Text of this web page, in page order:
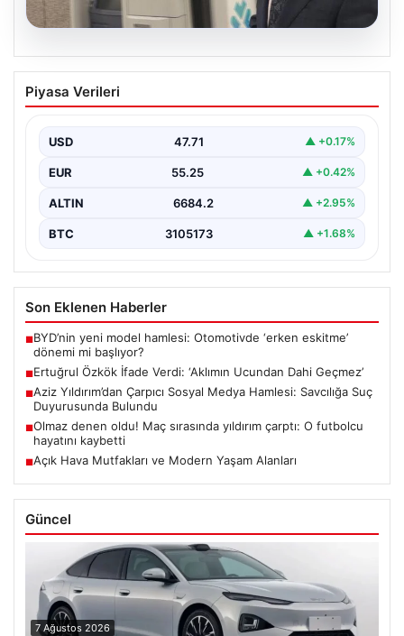
Ertuğrul Özkök İfade Verdi: ‘Aklımın
Ucundan Dahi Geçmez’
Recep Tayyip Erdoğan’a yönelik sosyal medya
paylaşımları ve…
Piyasa Verileri
USD 47.71 ▲ +0.17%
EUR 55.25 ▲ +0.42%
ALTIN 6684.2 ▲ +2.95%
BTC 3105173 ▲ +1.68%
Son Eklenen Haberler
■BYD’nin yeni model hamlesi: Otomotivde ‘erken eskitme’
dönemi mi başlıyor?
■Ertuğrul Özkök İfade Verdi: ‘Aklımın Ucundan Dahi Geçmez’
■Aziz Yıldırım’dan Çarpıcı Sosyal Medya Hamlesi: Savcılığa Suç
Duyurusunda Bulundu
■Olmaz denen oldu! Maç sırasında yıldırım çarptı: O futbolcu
hayatını kaybetti
■Açık Hava Mutfakları ve Modern Yaşam Alanları
Güncel
7 Ağustos 2026